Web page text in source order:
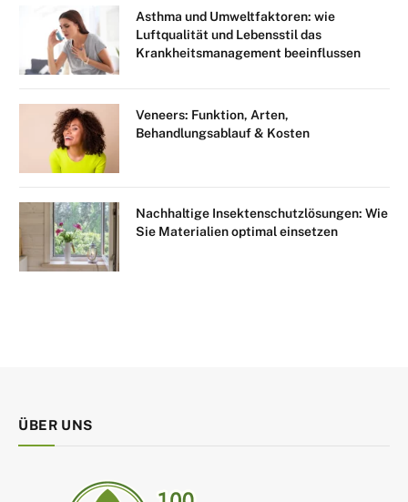
Asthma und Umweltfaktoren: wie
Luftqualität und Lebensstil das
Krankheitsmanagement beeinflussen
Veneers: Funktion, Arten,
Behandlungsablauf & Kosten
Nachhaltige Insektenschutzlösungen: Wie
Sie Materialien optimal einsetzen
ÜBER UNS